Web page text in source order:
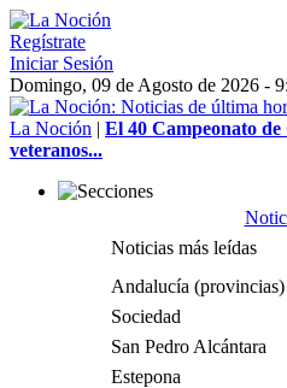
Regístrate
Iniciar Sesión
Domingo, 09 de Agosto de 2026 -
La Noción | El 40 Campeonato
veteranos...
Noticias más leídas
Andalucía (provincias)
Sociedad
San Pedro Alcántara
Estepona